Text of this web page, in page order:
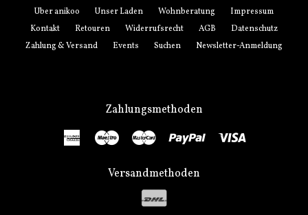
Über anikoo Unser Laden Wohnberatung
Impressum
Kontakt
Retouren Widerrufsrecht AGB
Datenschutz
Zahlung & Versand
Events Suchen Newsletter-Anmeldung
Zahlungsmethoden
American
Express
MaestroMaster Paypal
Versandmethoden